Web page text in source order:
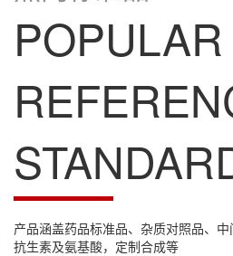
POPULAR
产品涵盖药品标准品、杂质对照品、中
抗生素及氨基酸，定制合成等